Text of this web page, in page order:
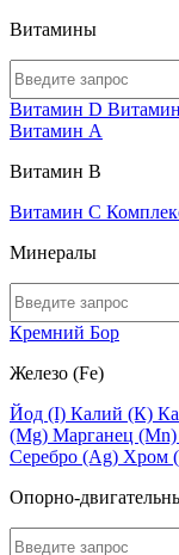
Витамины
Витамин D
Витамин А
Витамин В
Витамин C
Минералы
Кремний Бор
Железо (Fe)
Йод (I) Калий (К)
(Mg) Марганец (Mn)
Серебро (Ag) Хром
Опорно-